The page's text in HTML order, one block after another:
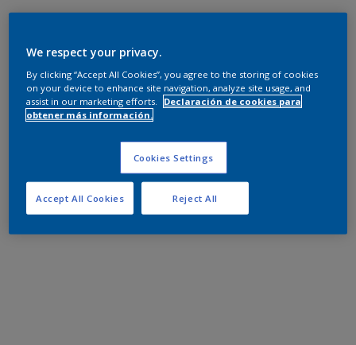
We respect your privacy.
By clicking “Accept All Cookies”, you agree to the storing of cookies
on your device to enhance site navigation, analyze site usage, and
assist in our marketing efforts.
Declaración de cookies para
obtener más información.
Cookies Settings
Reject All
Accept All Cookies